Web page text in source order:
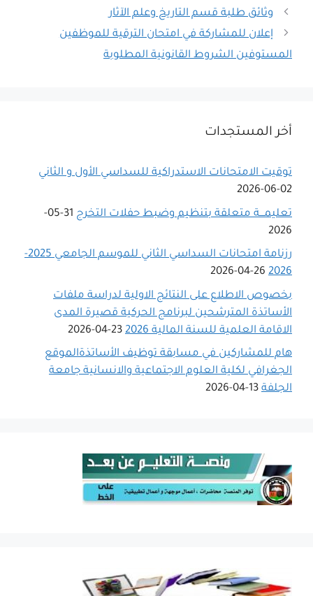
وثائق طلبة قسم التاريخ وعلم الآثار
إعلان للمشاركة في امتحان الترقية للموظفين
المستوفين الشروط القانونية المطلوبة
أخر المستجدات
توقيت الامتحانات الاستدراكية للسداسي اﻷول و الثاني
02-06-2026
تعليمـــة متعلقة بتنظيم وضبط حفلات التخرج
31-05-
2026
رزنامة امتحانات السداسي الثاني للموسم الجامعي 2025-
2026
26-04-2026
بخصوص الاطلاع على النتائج الاولية لدراسة ملفات
الأساتذة المترشحين لبرنامج الحركية قصيرة المدى
الاقامة العلمية للسنة المالية 2026
23-04-2026
هام للمشاركين في مسابقة توظيف الأساتذةالموقع
الجغرافي لكلية العلوم الاجتماعية والانسانية جامعة
الجلفة 13-04-2026